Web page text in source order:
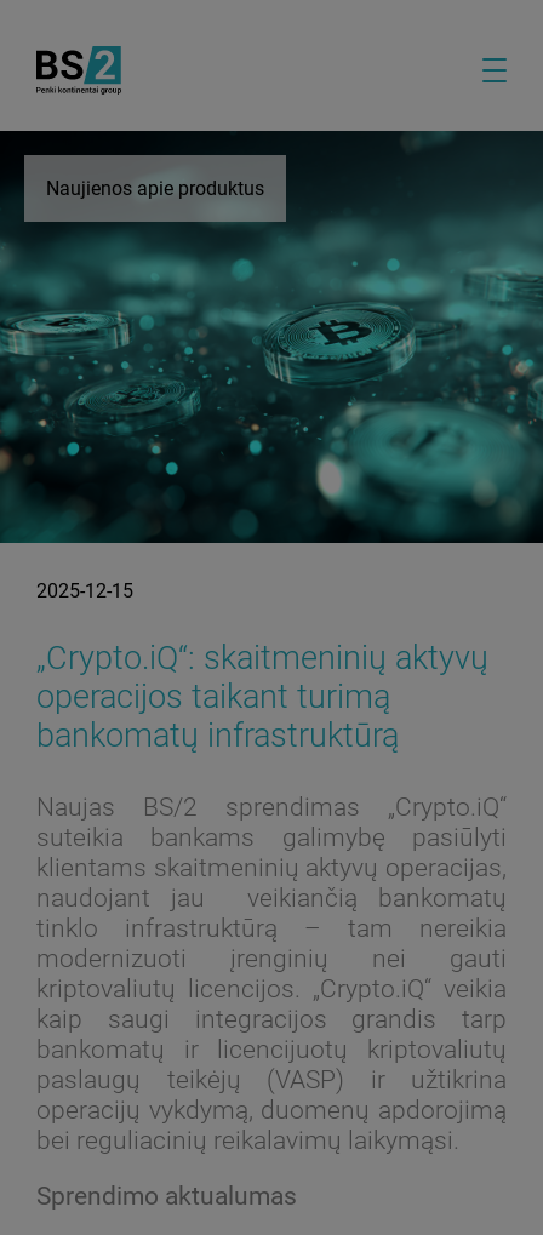
Naujienos apie produktus
2025-12-15
„Crypto.iQ“: skaitmeninių aktyvų
operacijos taikant turimą
bankomatų infrastruktūrą
Naujas BS/2 sprendimas „Crypto.iQ“
suteikia bankams galimybę pasiūlyti
klientams skaitmeninių aktyvų operacijas,
naudojant jau veikiančią bankomatų
tinklo infrastruktūrą – tam nereikia
modernizuoti įrenginių nei gauti
kriptovaliutų licencijos. „Crypto.iQ“ veikia
kaip saugi integracijos grandis tarp
bankomatų ir licencijuotų kriptovaliutų
paslaugų teikėjų (VASP) ir užtikrina
operacijų vykdymą, duomenų apdorojimą
bei reguliacinių reikalavimų laikymąsi.
Sprendimo aktualumas